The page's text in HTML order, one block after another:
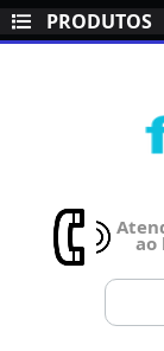
PRODUTOS
ao